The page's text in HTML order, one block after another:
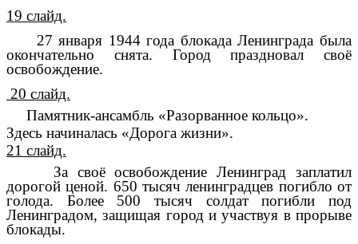
19 слайд.
27 января 1944 года блокада Ленинграда была
окончательно снята. Город праздновал своё
освобождение.
20 слайд.
Памятник-ансамбль «Разорванное кольцо».
Здесь начиналась «Дорога жизни».
21 слайд.
За своё освобождение Ленинград заплатил
дорогой ценой. 650 тысяч ленинградцев погибло от
голода. Более 500 тысяч солдат погибли под
Ленинградом, защищая город и участвуя в прорыве
блокады.